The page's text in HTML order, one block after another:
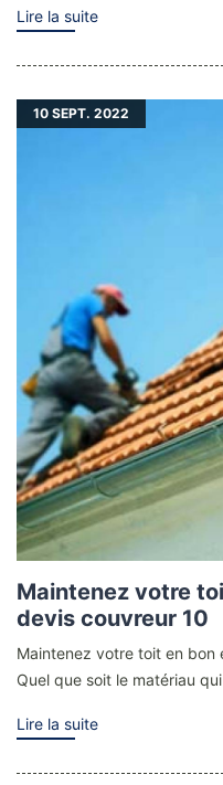
Lire la suite
10 SEPT. 2022
Maintenez votre
devis couvreur 10
Maintenez votre toit en
Quel que soit le matériau
Lire la suite